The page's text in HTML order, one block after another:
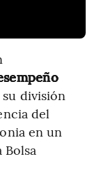
su división
del
en un